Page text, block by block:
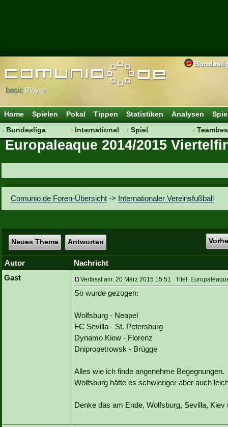
basicPlayer
Home Spielen Pokal Tippen Statistiken Analysen
Bundesliga
Hot News
Vereinsdiskussion
Vereinsfragen
International
Vereine
Spiel
Regeln & Tipps
Europaleaque 2014/2015
Comunio.de Foren-Übersicht -> Internationaler Vereinsfußball
Neues Thema Antworten
Autor
Nachricht
Gast
Verfasst am: 20 März 2015 15:51 Titel:
So wurde gezogen:
Wolfsburg - Neapel
FC Sevilla - St. Petersburg
Dynamo Kiew - Florenz
Dnipropetrowsk - Brügge
Alles wie ich finde angenehme Begegnungen.
Wolfsburg hätte es schwieriger aber auch
Denke das am Ende, Wolfsburg, Sevilla,